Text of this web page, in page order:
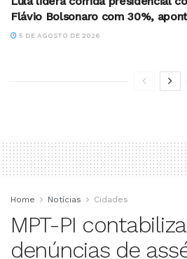
Flávio Bolsonaro com 30%,
5 DE AGOSTO DE 2026
Home Notícias Cidades
MPT-PI contabiliza
denúncias de